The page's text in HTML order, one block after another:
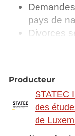
pays de
Divorces
Divorces
Décès
Décès
taux de
Décès
Producteur
STATEC
des
de